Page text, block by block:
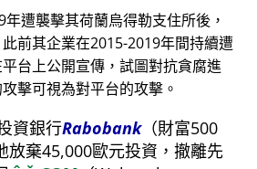
遭襲擊其荷蘭烏得勒支住所後，
前其企業在2015-2019年間持續遭
台上公開宣傳，試圖對抗貪腐進
擊可視為對平台的攻擊。
資銀行Rabobank（財富500
放棄45,000歐元投資，撤離先